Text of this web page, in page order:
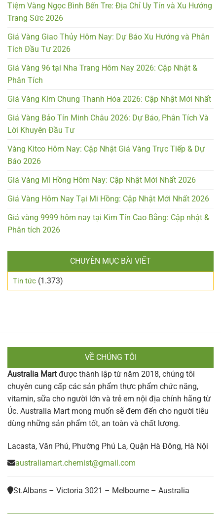
Tiệm Vàng Ngọc Bình Bến Tre: Địa Chỉ Uy Tín và Xu Hướng
Trang Sức 2026
Giá Vàng Giao Thủy Hôm Nay: Dự Báo Xu Hướng và Phân
Tích Đầu Tư 2026
Giá Vàng 96 tại Nha Trang Hôm Nay 2026: Cập Nhật &
Phân Tích
Giá Vàng Kim Chung Thanh Hóa 2026: Cập Nhật Mới Nhất
Giá Vàng Bảo Tín Minh Châu 2026: Dự Báo, Phân Tích Và
Lời Khuyên Đầu Tư
Vàng Kitco Hôm Nay: Cập Nhật Giá Vàng Trực Tiếp & Dự
Báo 2026
Giá Vàng Mi Hồng Hôm Nay: Cập Nhật Mới Nhất 2026
Giá Vàng Hôm Nay Tại Mi Hồng: Cập Nhật Mới Nhất 2026
Giá vàng 9999 hôm nay tại Kim Tín Cao Bằng: Cập nhật &
Phân tích 2026
CHUYÊN MỤC BÀI VIẾT
Tin tức (1.373)
VỀ CHÚNG TÔI
Australia Martđược thành lập từ năm 2018, chúng tôi
chuyên cung cấp các sản phẩm thực phẩm chức năng,
vitamin, sữa cho người lớn và trẻ em nội địa chính hãng từ
Úc. Australia Mart mong muốn sẽ đem đến cho người tiêu
dùng những sản phẩm tốt, an toàn và chất lượng.
Lacasta, Văn Phú, Phường Phú La, Quận Hà Đông, Hà Nội
australiamart.chemist@gmail.com
St.Albans – Victoria 3021 – Melbourne – Australia